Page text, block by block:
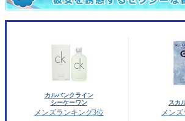
カルバンクライン
シーケーワン
メンズランキング3位
スカ
メン